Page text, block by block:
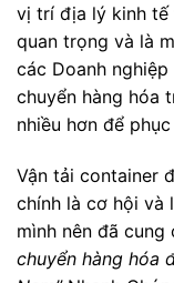
vị trí địa lý kinh tế
quan trọng và là
các Doanh
chuyển hàng hóa
nhiều hơn để
Vận tải container
chính là cơ hội và
mình nên đã
chuyển hàng hóa